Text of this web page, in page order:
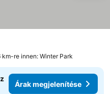
km-re innen: Winter Park
Árak megjelenítése